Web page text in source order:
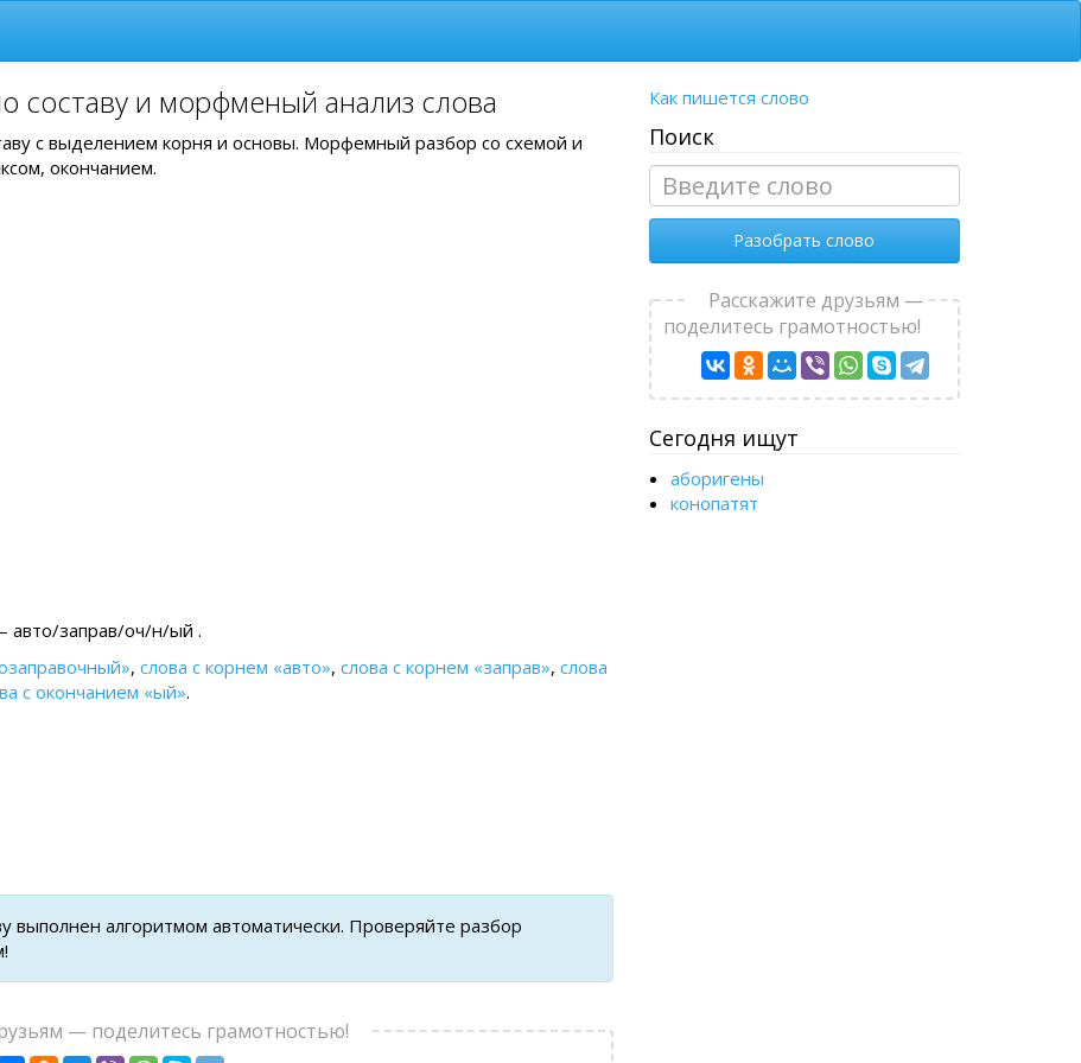
составу и морфменый анализ слова
с выделением корня и основы. Морфемный разбор со схемой и
окончанием.
авто/заправ/оч/н/ый .
, слова с корнем «авто», слова с корнем «заправ», слова
с окончанием «ый».
выполнен алгоритмом автоматически. Проверяйте разбор
— поделитесь грамотностью!
Как пишется слово
Поиск
Разобрать слово
Расскажите друзьям —
поделитесь грамотностью!
Сегодня ищут
аборигены
конопатят